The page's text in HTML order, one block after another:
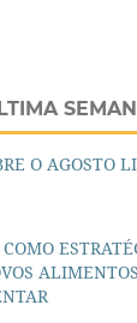
O AGOSTO